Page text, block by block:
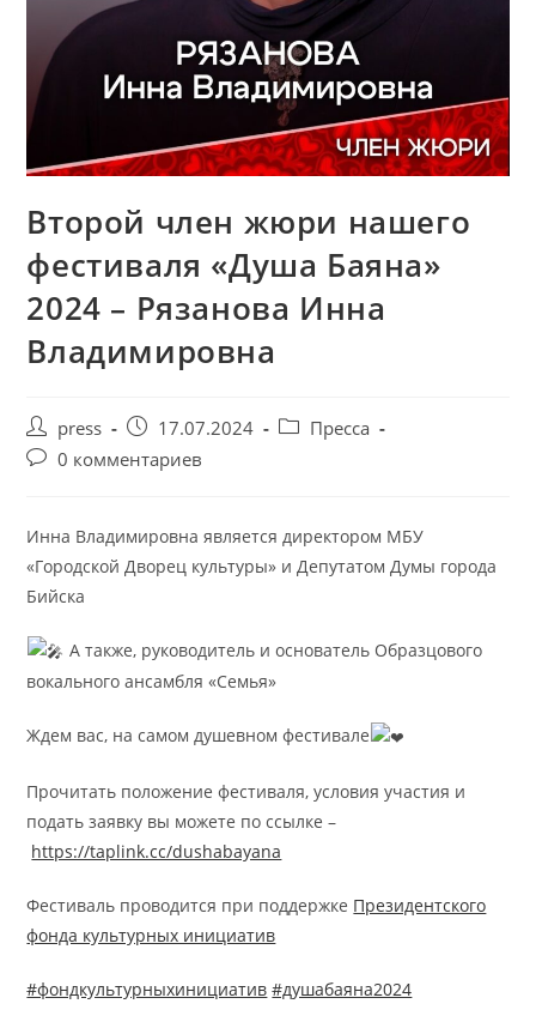
Второй член жюри нашего
фестиваля «Душа Баяна»
2024 – Рязанова Инна
Владимировна
press 17.07.2024
Пресса
0 комментариев
Инна Владимировна является директором МБУ
«Городской Дворец культуры» и Депутатом Думы города
Бийска
А также, руководитель и основатель Образцового
вокального ансамбля «Семья»
Ждем вас, на самом душевном фестивале
Прочитать положение фестиваля, условия участия и
подать заявку вы можете по ссылке –
https://taplink.cc/dushabayana
Фестиваль проводится при поддержке Президентского
фонда культурных инициатив
#фондкультурныхинициатив #душабаяна2024